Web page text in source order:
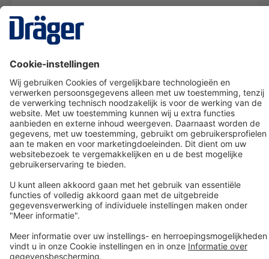
Dräger klantenservice
Over Dräger
Bestellen in onze webshop
Community